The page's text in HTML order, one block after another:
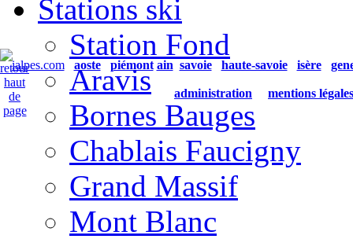
ialpes.com aoste piémont ain savoie haute-savoie isère
administration mentions légales
Stations ski
Station Fond
Aravis
Bornes Bauges
Chablais Faucigny
Grand Massif
Mont Blanc